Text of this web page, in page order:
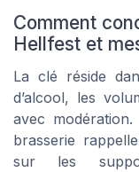
Comment
Hellfest et
La clé réside
d’alcool, les
avec
brasserie
sur les